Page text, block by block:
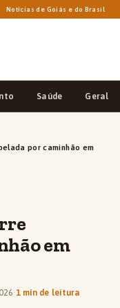
Notícias de Goiás e do Brasil
Saúde Geral
por caminhão em
em
·1 min de leitura